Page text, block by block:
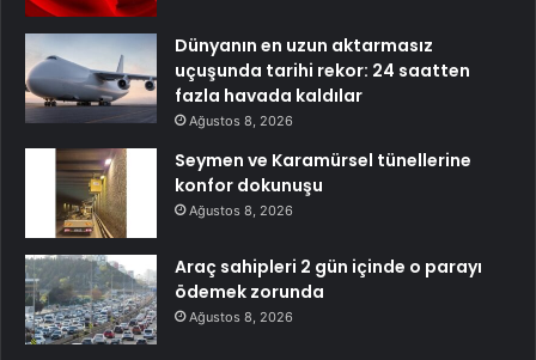
Dünyanın en uzun aktarmasız
uçuşunda tarihi rekor: 24 saatten
fazla havada kaldılar
Ağustos 8, 2026
Seymen ve Karamürsel tünellerine
konfor dokunuşu
Ağustos 8, 2026
Araç sahipleri 2 gün içinde o parayı
ödemek zorunda
Ağustos 8, 2026